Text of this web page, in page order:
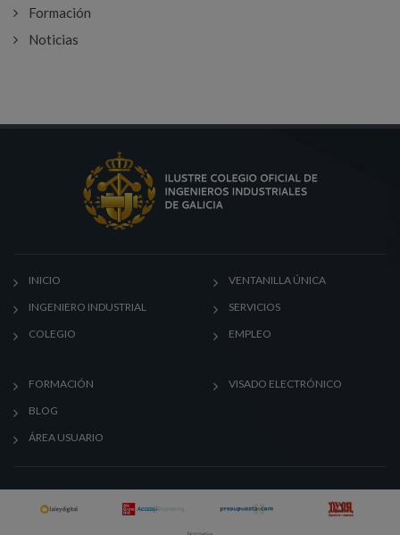
Formación
Noticias
INICIO
INGENIERO INDUSTRIAL
COLEGIO
VENTANILLA ÚNICA
SERVICIOS
EMPLEO
FORMACIÓN
BLOG
ÁREA USUARIO
VISADO ELECTRÓNICO